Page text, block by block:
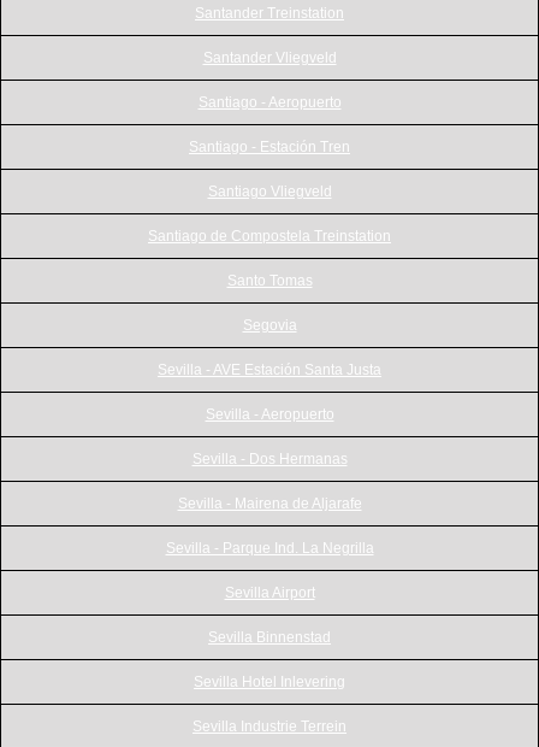
Santander Treinstation
Santander Vliegveld
Santiago - Aeropuerto
Santiago - Estación Tren
Santiago Vliegveld
Santiago de Compostela Treinstation
Santo Tomas
Segovia
Sevilla - AVE Estación Santa Justa
Sevilla - Aeropuerto
Sevilla - Dos Hermanas
Sevilla - Mairena de Aljarafe
Sevilla - Parque Ind. La Negrilla
Sevilla Airport
Sevilla Binnenstad
Sevilla Hotel Inlevering
Sevilla Industrie Terrein